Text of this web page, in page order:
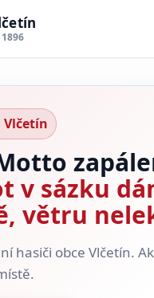
Vlčetín
v sázku
větru
hasiči obce Vlčetín.